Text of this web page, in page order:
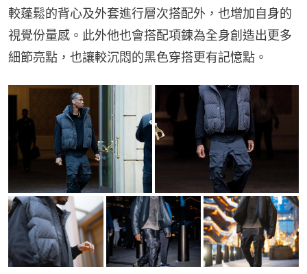
較蓬鬆的背心及外套進行層次搭配外，也增加自身的
視覺份量感。此外他也會搭配項鍊為全身創造出更多
細節亮點，也讓較沉悶的黑色穿搭更有記憶點。